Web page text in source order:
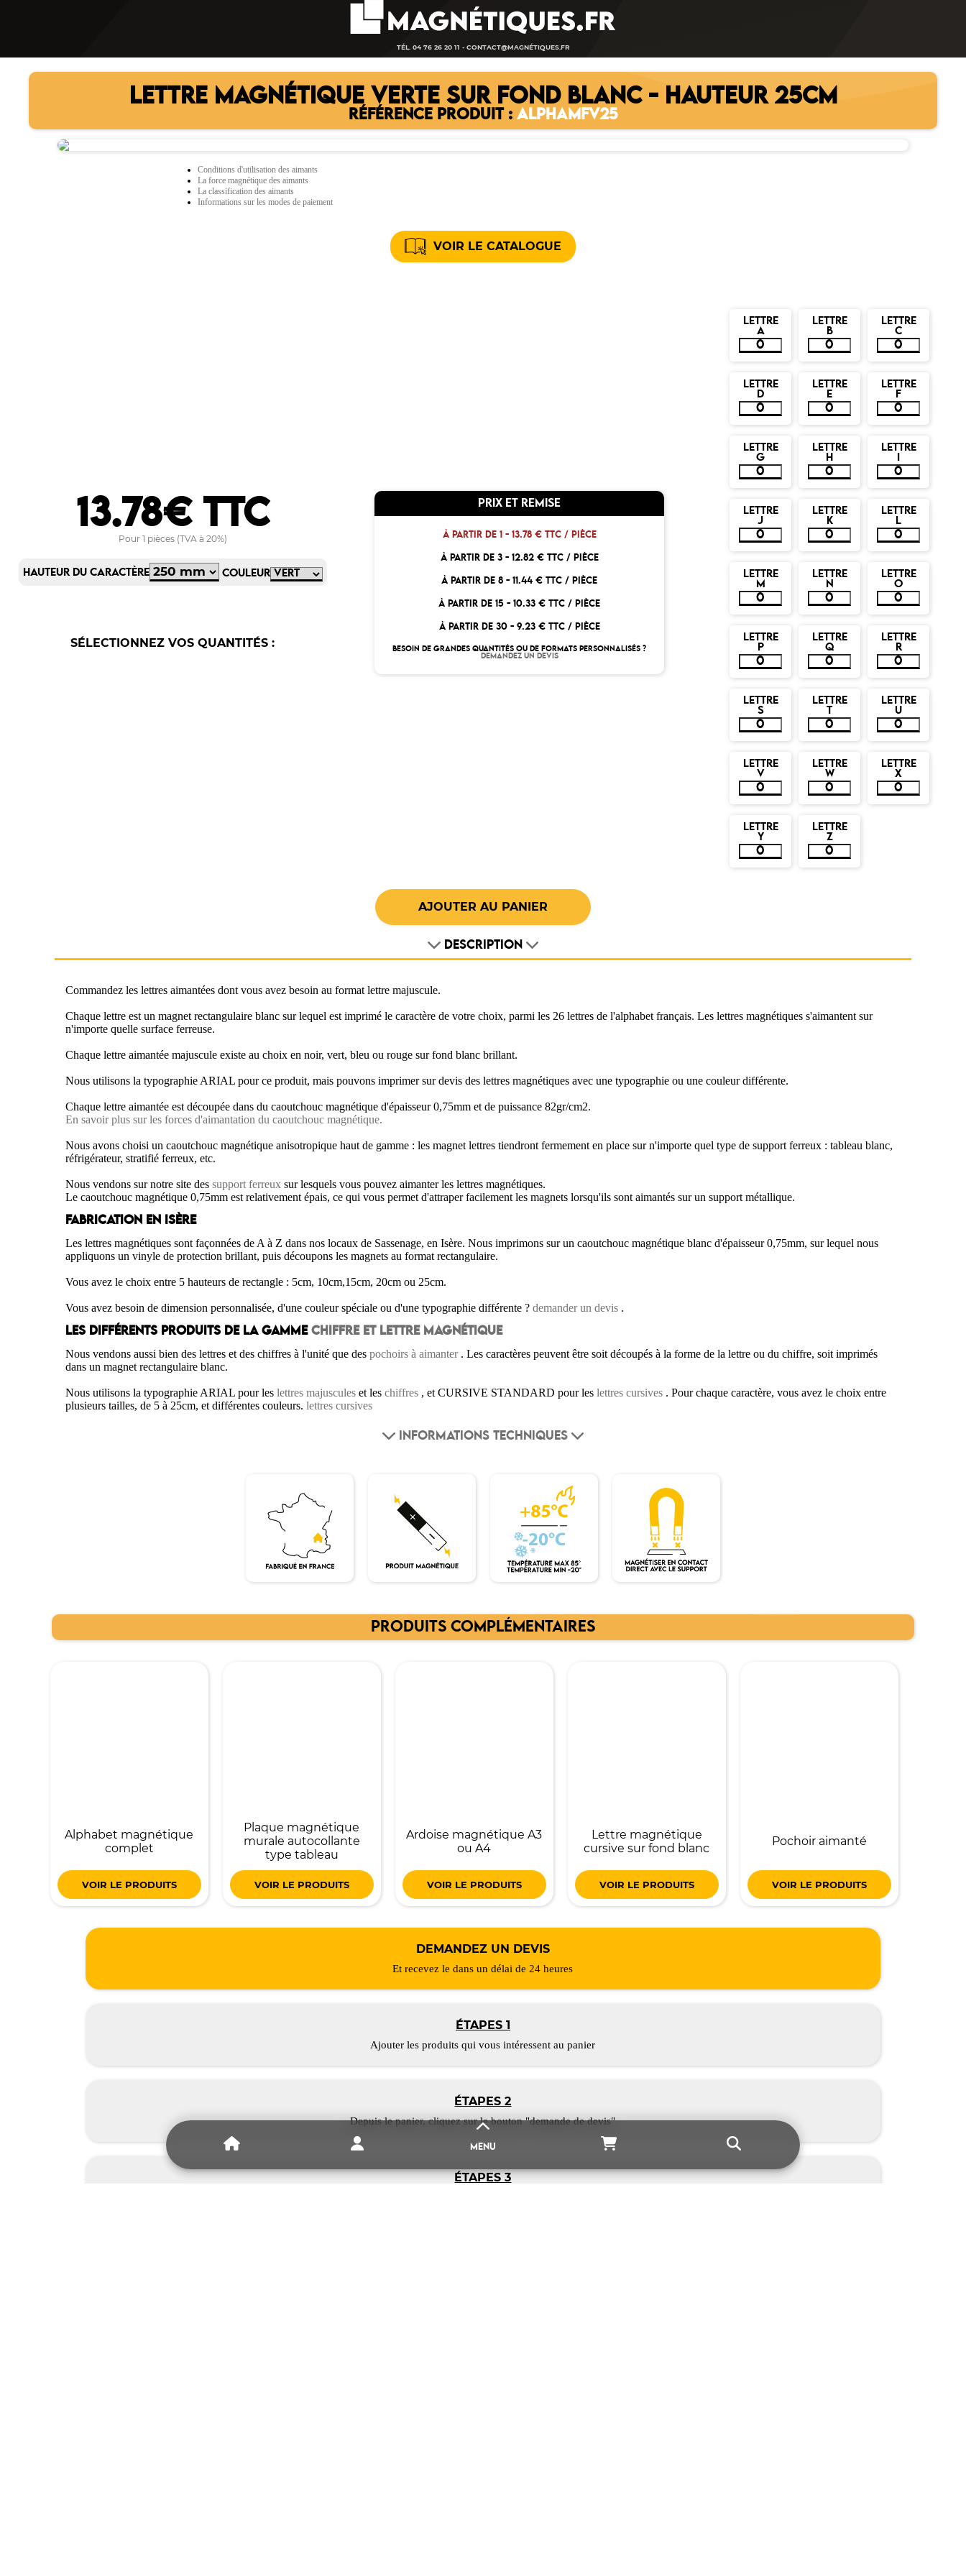
TÉL. 04 76 26 20 11 - CONTACT@MAGNÉTIQUES.FR
MENU
LETTRE MAGNÉTIQUE VERTE SUR FOND BLANC - HAUTEUR 25CM
RÉFÉRENCE PRODUIT : ALPHAMFV25
Conditions d'utilisation des aimants
La force magnétique des aimants
La classification des aimants
Informations sur les modes de paiement
VOIR LE CATALOGUE
13.78€ TTC
Pour 1 pièces (TVA à 20%)
HAUTEUR DU CARACTÈRE COULEUR
SÉLECTIONNEZ VOS QUANTITÉS :
PRIX ET REMISE
À PARTIR DE 1 - 13.78 € TTC / PIÈCE
À PARTIR DE 3 - 12.82 € TTC / PIÈCE
À PARTIR DE 8 - 11.44 € TTC / PIÈCE
À PARTIR DE 15 - 10.33 € TTC / PIÈCE
À PARTIR DE 30 - 9.23 € TTC / PIÈCE
BESOIN DE GRANDES QUANTITÉS OU DE FORMATS PERSONNALISÉS ?
DEMANDEZ UN DEVIS
LETTRE
A
LETTRE
B
LETTRE
C
LETTRE
D
LETTRE
E
LETTRE
F
LETTRE
G
LETTRE
H
LETTRE
LETTRE
J
LETTRE
K
LETTRE
L
LETTRE
M
LETTRE
N
LETTRE
O
LETTRE
P
LETTRE
Q
LETTRE
R
LETTRE
S
LETTRE
T
LETTRE
U
LETTRE
V
LETTRE
W
LETTRE
X
LETTRE
Y
LETTRE
Z
DESCRIPTION
Commandez les lettres aimantées dont vous avez besoin au format lettre majuscule.
Chaque lettre est un magnet rectangulaire blanc sur lequel est imprimé le caractère de votre choix, parmi les 26 lettres de l'alphabet français. Les lettres magnétiques s'aimantent sur
n'importe quelle surface ferreuse.
Chaque lettre aimantée majuscule existe au choix en noir, vert, bleu ou rouge sur fond blanc brillant.
Nous utilisons la typographie ARIAL pour ce produit, mais pouvons imprimer sur devis des lettres magnétiques avec une typographie ou une couleur différente.
Chaque lettre aimantée est découpée dans du caoutchouc magnétique d'épaisseur 0,75mm et de puissance 82gr/cm2.
En savoir plus sur les forces d'aimantation du caoutchouc magnétique.
Nous avons choisi un caoutchouc magnétique anisotropique haut de gamme : les magnet lettres tiendront fermement en place sur n'importe quel type de support ferreux : tableau blanc,
réfrigérateur, stratifié ferreux, etc.
Nous vendons sur notre site dessupport ferreux sur lesquels vous pouvez aimanter les lettres magnétiques.
Le caoutchouc magnétique 0,75mm est relativement épais, ce qui vous permet d'attraper facilement les magnets lorsqu'ils sont aimantés sur un support métallique.
FABRICATION EN ISÈRE
Les lettres magnétiques sont façonnées de A à Z dans nos locaux de Sassenage, en Isère. Nous imprimons sur un caoutchouc magnétique blanc d'épaisseur 0,75mm, sur lequel nous
appliquons un vinyle de protection brillant, puis découpons les magnets au format rectangulaire.
Vous avez le choix entre 5 hauteurs de rectangle : 5cm, 10cm,15cm, 20cm ou 25cm.
Vous avez besoin de dimension personnalisée, d'une couleur spéciale ou d'une typographie différente ?demander un devis .
LES DIFFÉRENTS PRODUITS DE LA GAMMECHIFFRE ET LETTRE MAGNÉTIQUE
Nous vendons aussi bien des lettres et des chiffres à l'unité que despochoirs à aimanter. Les caractères peuvent être soit découpés à la forme de la lettre ou du chiffre, soit imprimés
dans un magnet rectangulaire blanc.
Nous utilisons la typographie ARIAL pour leslettres majuscules et leschiffres , et CURSIVE STANDARD pour leslettres cursives . Pour chaque caractère, vous avez le choix entre
plusieurs tailles, de 5 à 25cm, et différentes couleurs.lettres cursives
INFORMATIONS TECHNIQUES
PRODUITS COMPLÉMENTAIRES
Alphabet magnétique
complet
VOIR LE PRODUITS
Plaque magnétique
murale autocollante
type tableau
VOIR LE PRODUITS
Ardoise magnétique A3
ou A4
VOIR LE PRODUITS
Lettre magnétique
cursive sur fond blanc
VOIR LE PRODUITS
Pochoir aimanté
VOIR LE PRODUITS
DEMANDEZ UN DEVIS
Et recevez le dans un délai de 24 heures
ÉTAPES 1
Ajouter les produits qui vous intéressent au panier
ÉTAPES 2
Depuis le panier, cliquez sur le bouton "demande de devis"
ÉTAPES 3